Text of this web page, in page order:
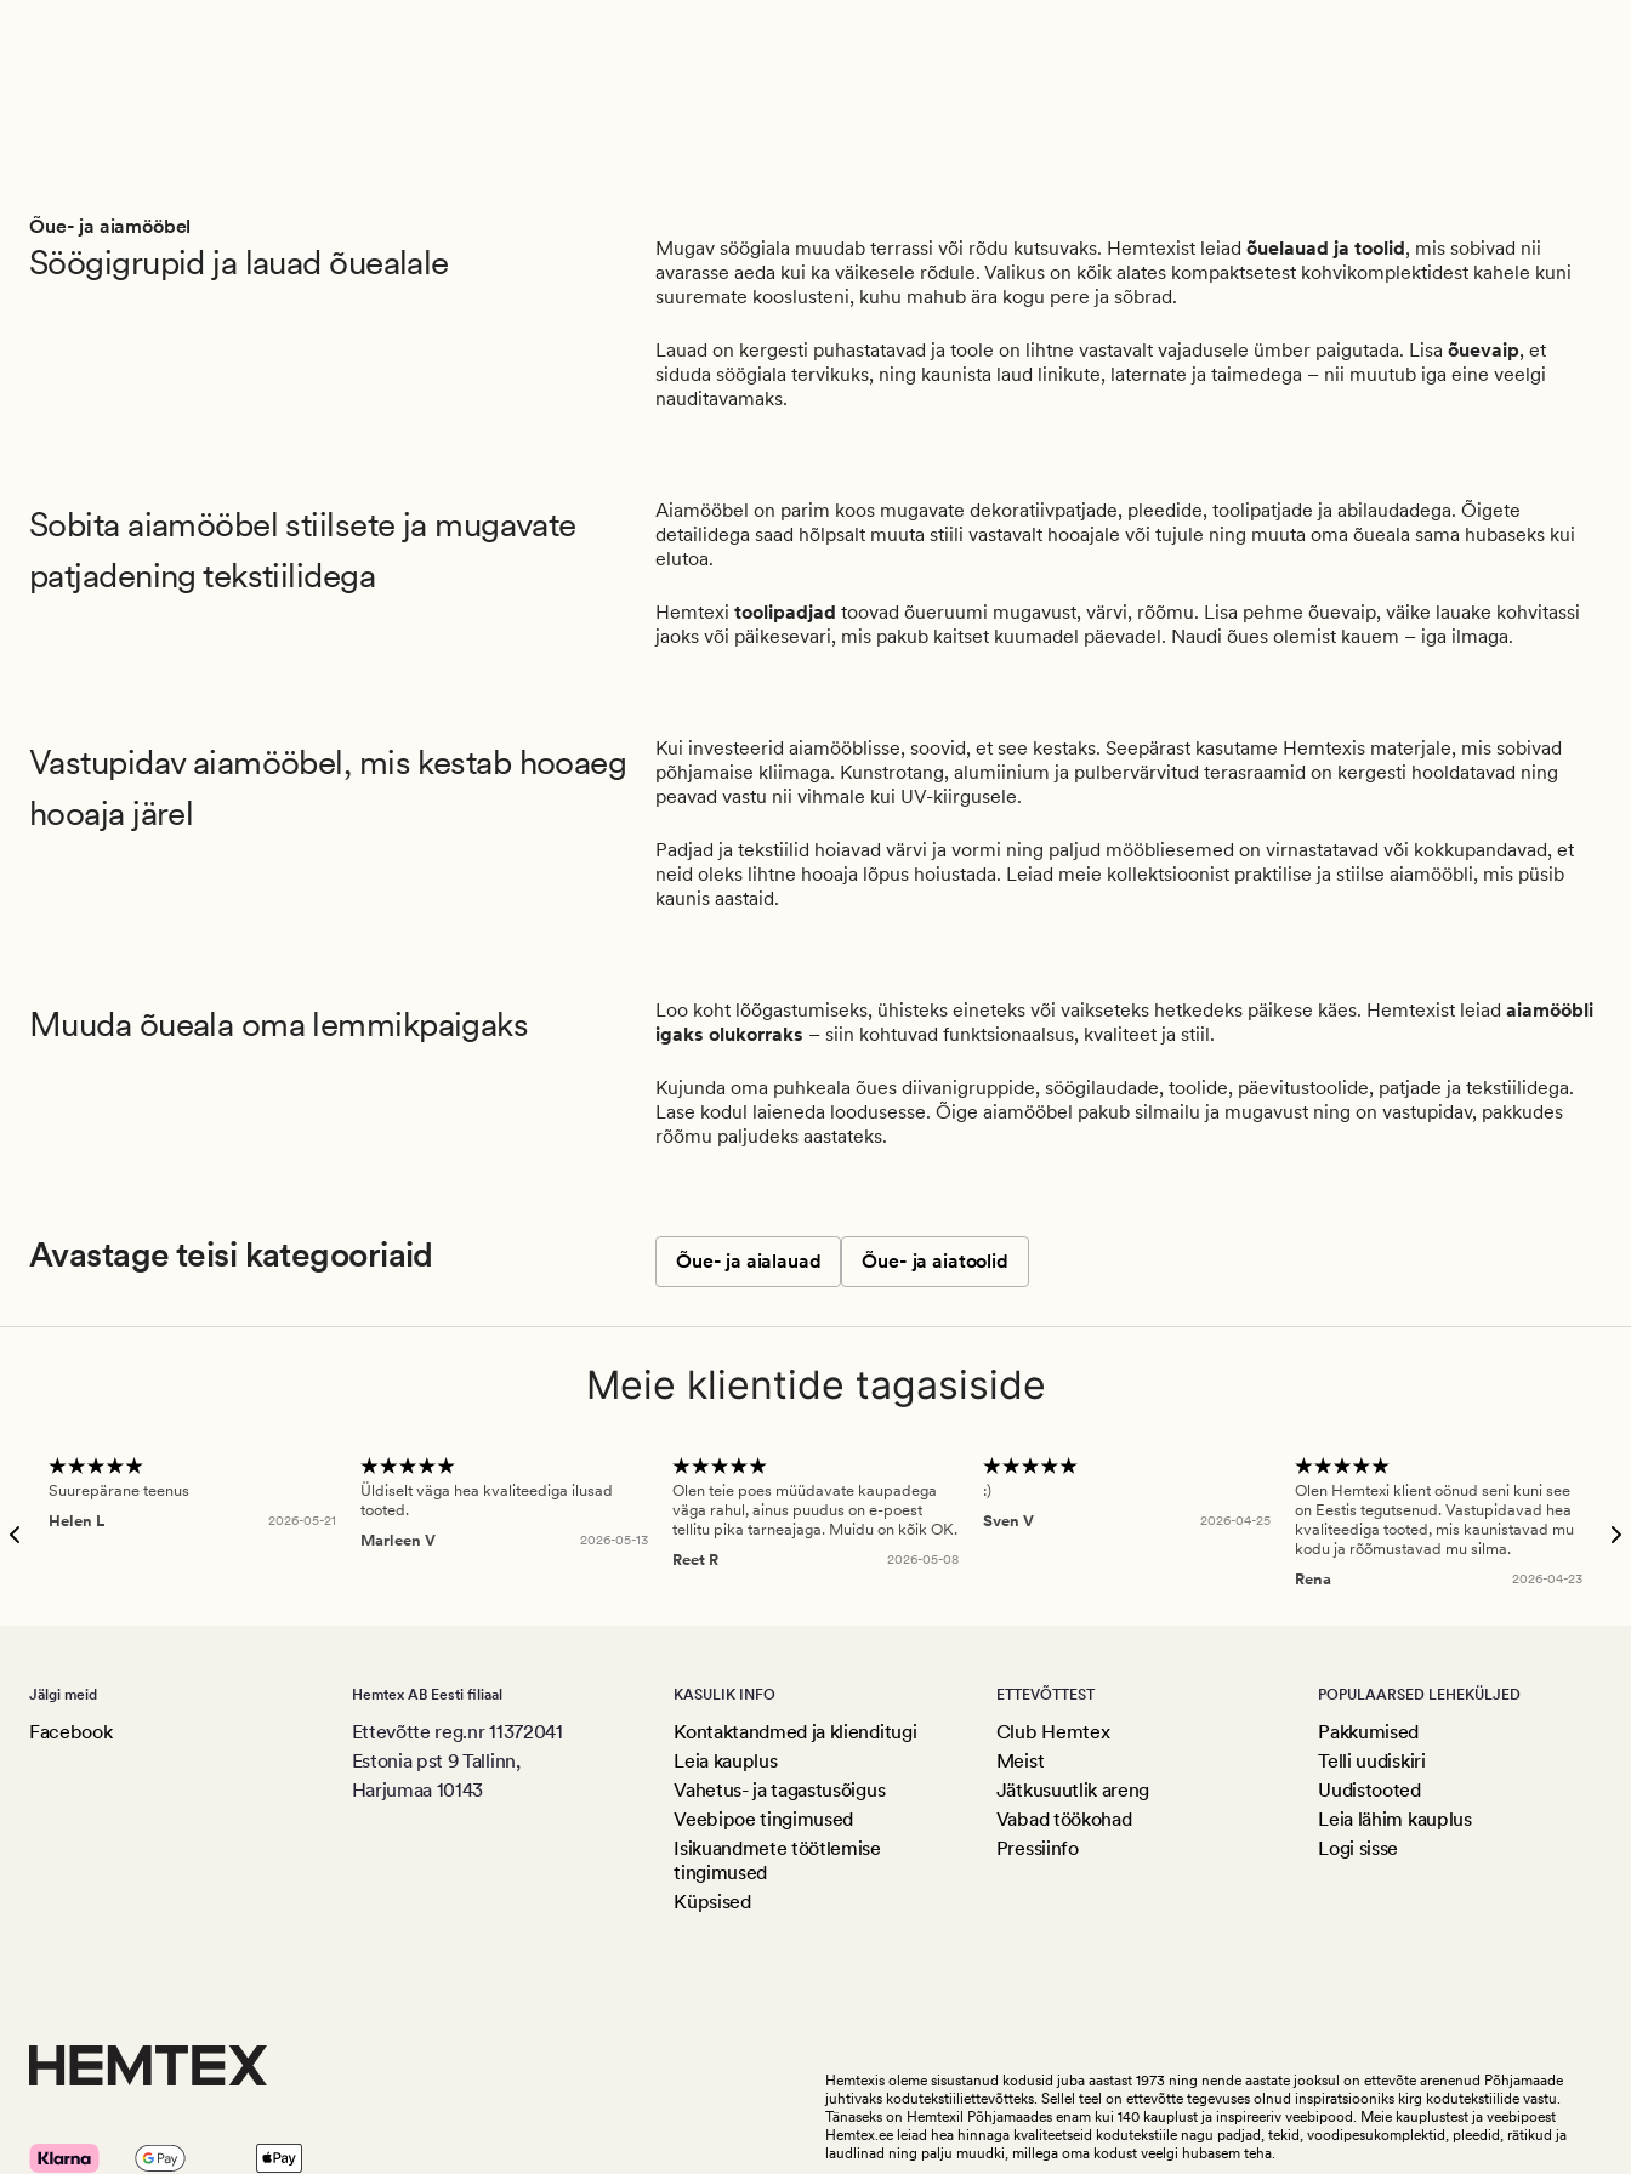
Õue- ja aiamööbel
Söögigrupid ja lauad õuealale Mugav söögiala muudab terrassi või rõdu kutsuvaks. Hemtexist leiad õuelauad ja toolid, mis sobivad nii
avarasse aeda kui ka väikesele rõdule. Valikus on kõik alates kompaktsetest kohvikomplektidest kahele kuni
suuremate kooslusteni, kuhu mahub ära kogu pere ja sõbrad.
Lauad on kergesti puhastatavad ja toole on lihtne vastavalt vajadusele ümber paigutada. Lisa õuevaip, et
siduda söögiala tervikuks, ning kaunista laud linikute, laternate ja taimedega – nii muutub iga eine veelgi
nauditavamaks.
Sobita aiamööbel stiilsete ja mugavate
patjadening tekstiilidega
Aiamööbel on parim koos mugavate dekoratiivpatjade, pleedide, toolipatjade ja abilaudadega. Õigete
detailidega saad hõlpsalt muuta stiili vastavalt hooajale või tujule ning muuta oma õueala sama hubaseks kui
elutoa.
Hemtexi toolipadjad toovad õueruumi mugavust, värvi, rõõmu. Lisa pehme õuevaip, väike lauake kohvitassi
jaoks või päikesevari, mis pakub kaitset kuumadel päevadel. Naudi õues olemist kauem – iga ilmaga.
Vastupidav aiamööbel, mis kestab hooaeg
hooaja järel
Kui investeerid aiamööblisse, soovid, et see kestaks. Seepärast kasutame Hemtexis materjale, mis sobivad
põhjamaise kliimaga. Kunstrotang, alumiinium ja pulbervärvitud terasraamid on kergesti hooldatavad ning
peavad vastu nii vihmale kui UV-kiirgusele.
Padjad ja tekstiilid hoiavad värvi ja vormi ning paljud mööbliesemed on virnastatavad või kokkupandavad, et
neid oleks lihtne hooaja lõpus hoiustada. Leiad meie kollektsioonist praktilise ja stiilse aiamööbli, mis püsib
kaunis aastaid.
Muuda õueala oma lemmikpaigaks Loo koht lõõgastumiseks, ühisteks eineteks või vaikseteks hetkedeks päikese käes. Hemtexist leiad aiamööbli
igaks olukorraks – siin kohtuvad funktsionaalsus, kvaliteet ja stiil.
Kujunda oma puhkeala õues diivanigruppide, söögilaudade, toolide, päevitustoolide, patjade ja tekstiilidega.
Lase kodul laieneda loodusesse. Õige aiamööbel pakub silmailu ja mugavust ning on vastupidav, pakkudes
rõõmu paljudeks aastateks.
Avastage teisi kategooriaid Õue- ja aialauad Õue- ja aiatoolid
Meie klientide tagasiside
Suurepärane teenus
Helen L
2026-05-21
Üldiselt väga hea kvaliteediga ilusad
tooted.
Marleen V
2026-05-13
Olen teie poes müüdavate kaupadega
väga rahul, ainus puudus on e-poest
tellitu pika tarneajaga. Muidu on kõik OK.
Reet R
2026-05-08
:)
Sven V
2026-04-25
Olen Hemtexi klient oönud seni kuni see
on Eestis tegutsenud. Vastupidavad hea
kvaliteediga tooted, mis kaunistavad mu
kodu ja rõõmustavad mu silma.
Rena
2026-04-23
Jälgi meid
Facebook
Hemtex AB Eesti filiaal
Ettevõtte reg.nr 11372041
Estonia pst 9 Tallinn,
Harjumaa 10143
KASULIK INFO
Kontaktandmed ja klienditugi
Leia kauplus
Vahetus- ja tagastusõigus
Veebipoe tingimused
Isikuandmete töötlemise
tingimused
Küpsised
ETTEVÕTTEST
Club Hemtex
Meist
Jätkusuutlik areng
Vabad töökohad
Pressiinfo
POPULAARSED LEHEKÜLJED
Pakkumised
Telli uudiskiri
Uudistooted
Leia lähim kauplus
Logi sisse
Hemtexis oleme sisustanud kodusid juba aastast 1973 ning nende aastate jooksul on ettevõte arenenud Põhjamaade
juhtivaks kodutekstiiliettevõtteks. Sellel teel on ettevõtte tegevuses olnud inspiratsiooniks kirg kodutekstiilide vastu.
Tänaseks on Hemtexil Põhjamaades enam kui 140 kauplust ja inspireeriv veebipood. Meie kauplustest ja veebipoest
Hemtex.ee leiad hea hinnaga kvaliteetseid kodutekstiile nagu padjad, tekid, voodipesukomplektid, pleedid, rätikud ja
laudlinad ning palju muudki, millega oma kodust veelgi hubasem teha.